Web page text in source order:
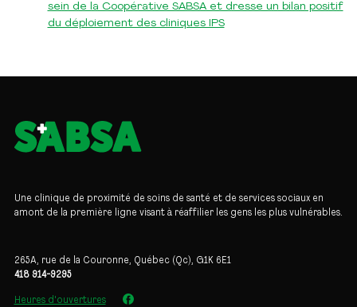
sein de la Coopérative SABSA et dresse un bilan positif
du déploiement des cliniques IPS
Une clinique de proximité de soins de santé et de services sociaux en
amont de la première ligne visant à réaffilier les gens les plus vulnérables.
265A, rue de la Couronne, Québec (Qc), G1K 6E1
418 914-9295
Heures d'ouvertures